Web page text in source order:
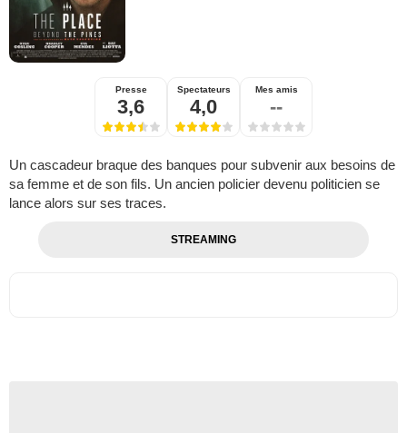
Presse
3,6
Spectateurs
4,0
Mes amis
--
Un cascadeur braque des banques pour subvenir aux besoins de
sa femme et de son fils. Un ancien policier devenu politicien se
lance alors sur ses traces.
STREAMING